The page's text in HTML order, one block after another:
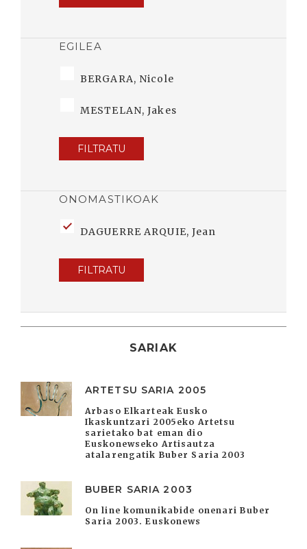
EGILEA
BERGARA, Nicole
MESTELAN, Jakes
FILTRATU
ONOMASTIKOAK
DAGUERRE ARQUIE, Jean
FILTRATU
SARIAK
ARTETSU SARIA 2005
Arbaso Elkarteak Eusko
Ikaskuntzari 2005eko Artetsu
sarietako bat eman dio
Euskonewseko Artisautza
atalarengatik Buber Saria 2003
BUBER SARIA 2003
On line komunikabide onenari Buber
Saria 2003. Euskonews